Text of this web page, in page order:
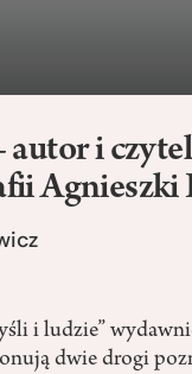
autor i
Agnieszki
i ludzie”
dwie drogi